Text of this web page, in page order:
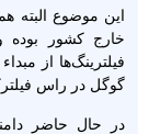
این موضوع البته
خارج کشور بوده
فیلترینگ‌ها از
گوگل در راس
در حال حاضر